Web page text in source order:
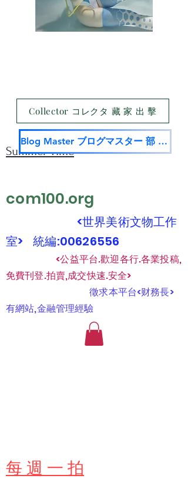
Summer Time
com100.org
<世界美術文物工作
室> 統編:00626556
<公益平台.歡迎各行.各業投稿,
免費刊登.拍賣,成交快速.安全>
​徵求本平台<财務長>
有網站,金融管理經驗
​每 週 一 拍
Collector コレクタ 藏 家 出 擊
Blog Master ブログマスター 部 落 名 家